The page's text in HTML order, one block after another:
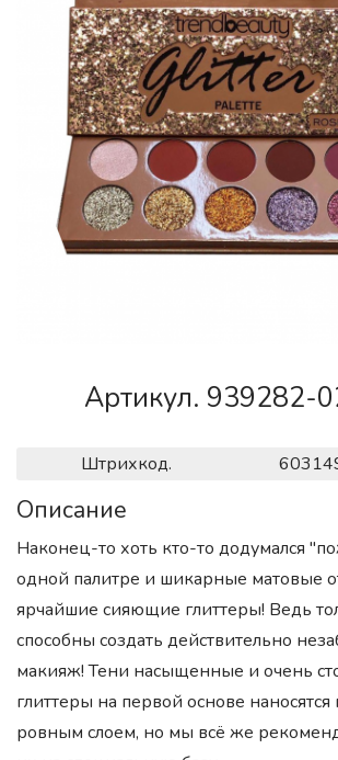
Артикул. 939282-
Штрихкод.
Описание
Наконец-то хоть кто-то додумался
одной палитре и шикарные матовые
ярчайшие сияющие глиттеры! Ведь
способны создать действительно
макияж! Тени насыщенные и очень
глиттеры на первой основе
ровным слоем, но мы всё же